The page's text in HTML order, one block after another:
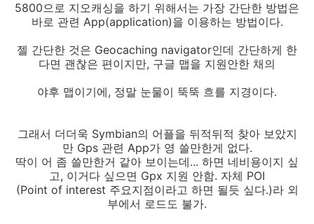
5800으로 지오캐싱을 하기 위해서는 가장 간단한 방법은
바로 관련 App(application)을 이용하는 방법이다.
젤 간단한 것은 Geocaching navigator인데 간단하게 한
다면 괜찮은 편이지만, 구글 맵을 지원안한 채의
야후 맵이기에, 정말 눈물이 뚝뚝 흐를 지경이다.
그래서 더더욱 Symbian의 어플을 뒤적뒤적 찾아 보았지
만 Gps 관련 App가 영 쓸만한게 없다.
딱이 어 좀 쓸만한거 같아 보이는데... 하면 네비용이지 싶
고, 이거다 싶으면 Gpx 지원 안함. 자체 POI
(Point of interest 주요지점이라고 하면 될듯 싶다.)라 외
부에서 로드도 불가.